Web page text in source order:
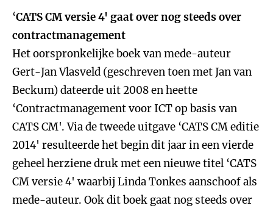
‘CATS CM versie 4' gaat over nog steeds over
contractmanagement
Het oorspronkelijke boek van mede-auteur
Gert-Jan Vlasveld (geschreven toen met Jan van
Beckum) dateerde uit 2008 en heette
‘Contractmanagement voor ICT op basis van
CATS CM'. Via de tweede uitgave ‘CATS CM editie
2014' resulteerde het begin dit jaar in een vierde
geheel herziene druk met een nieuwe titel ‘CATS
CM versie 4' waarbij Linda Tonkes aanschoof als
mede-auteur. Ook dit boek gaat nog steeds over